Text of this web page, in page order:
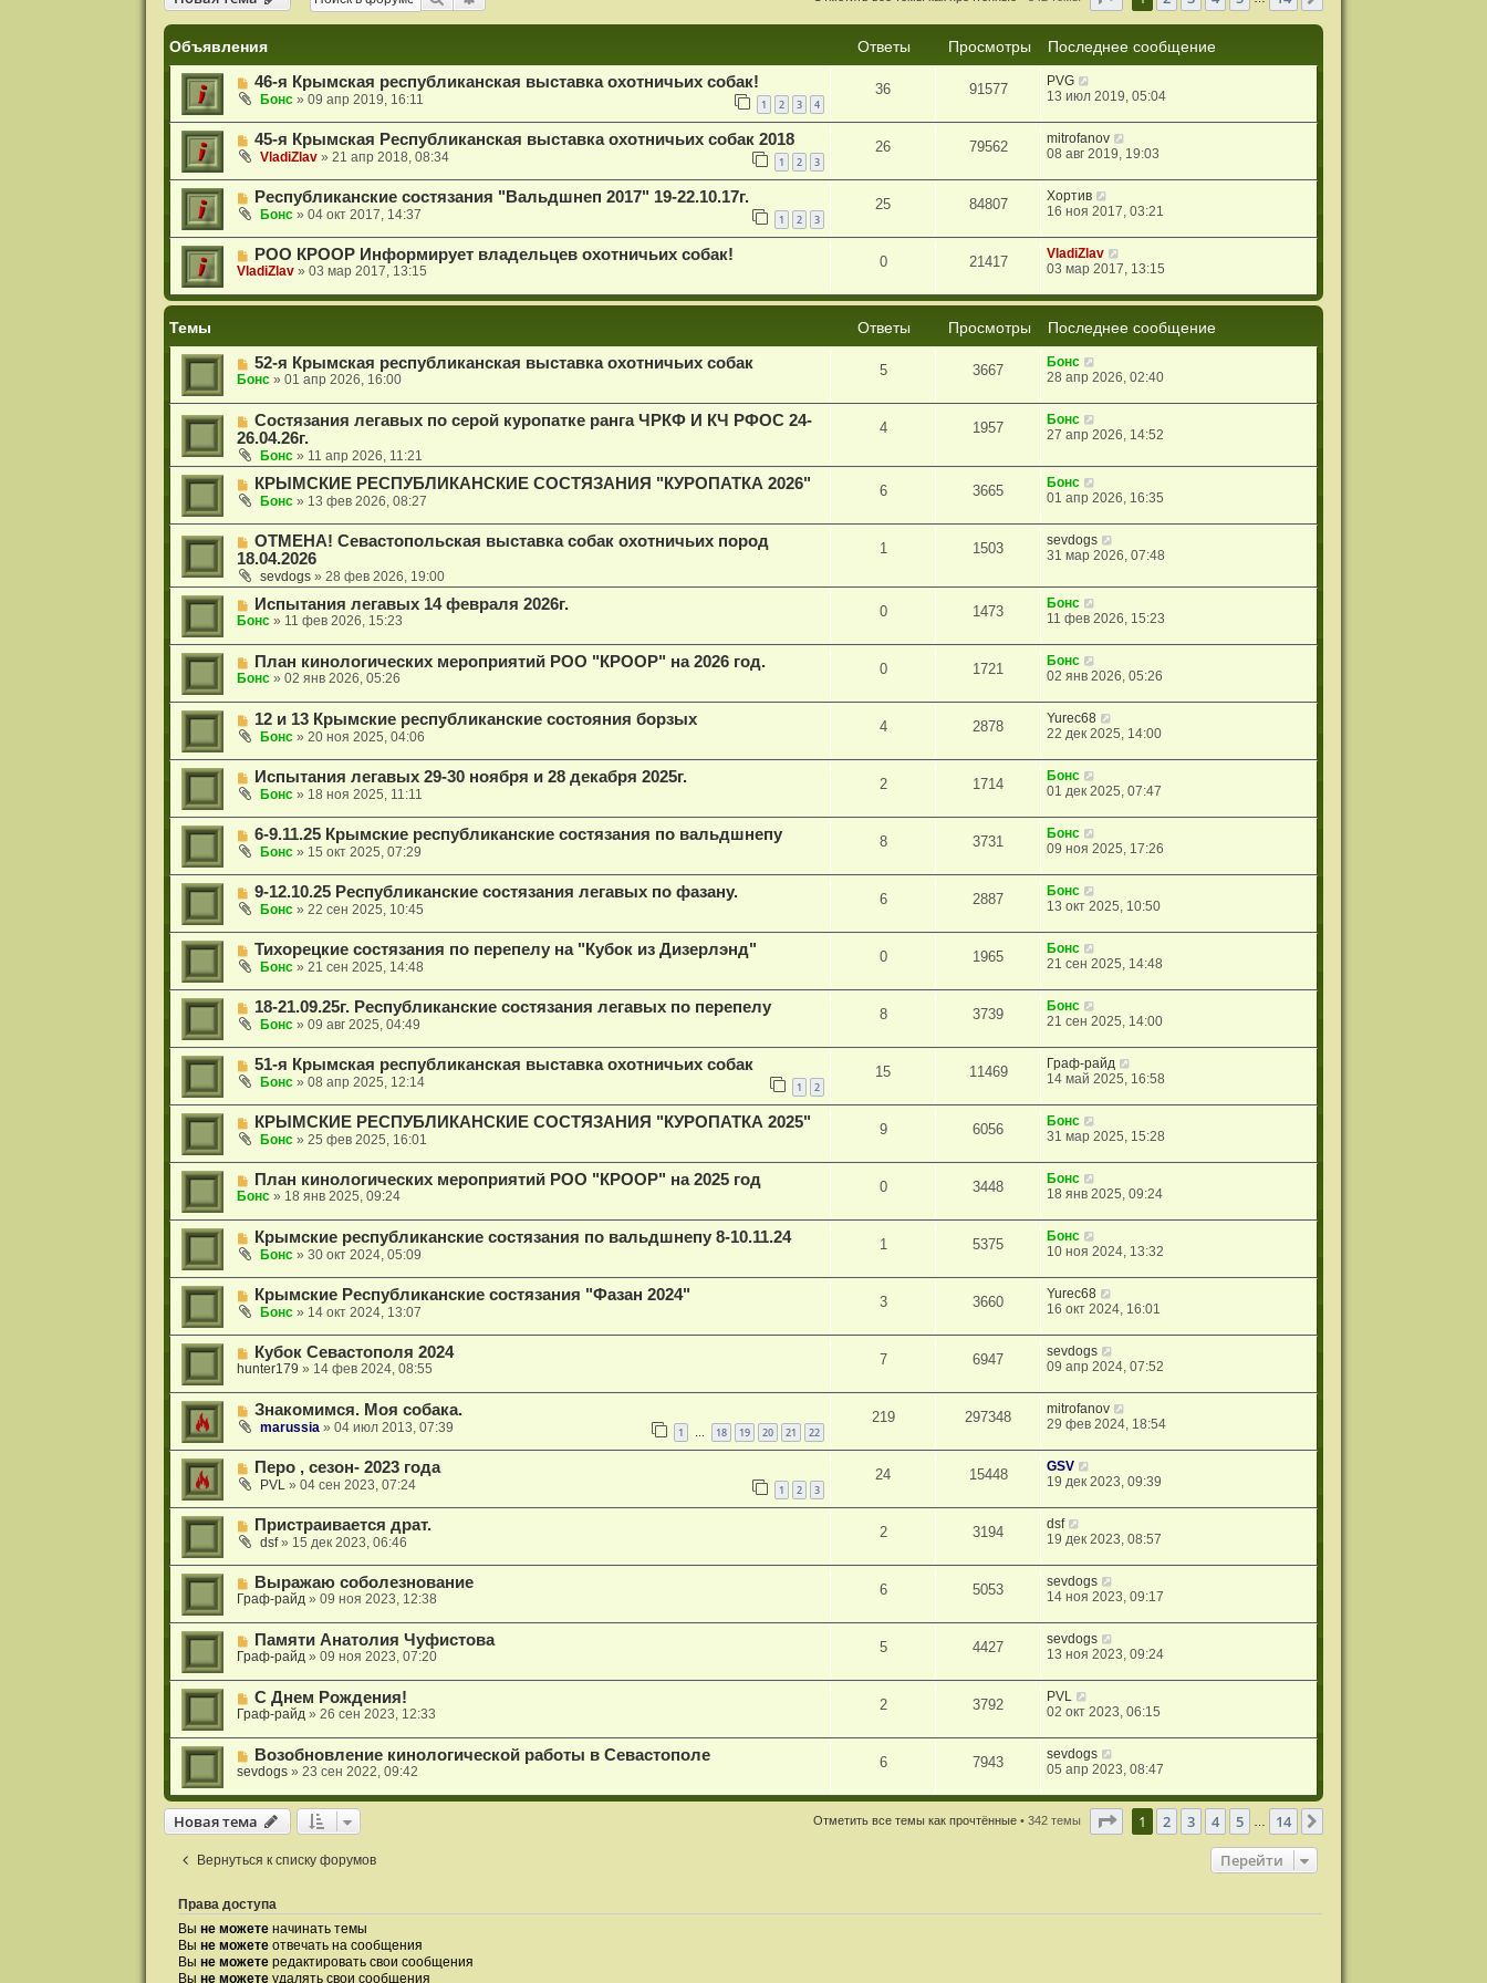
и
Объявления Ответы Просмотры
Последнее сообщение
46-я Крымская республиканская выставка охотничьих собак!
Бонс» 09 апр 2019, 16:11 1 2 3 4
36 91577
PVG
13 июл 2019, 05:04
45-я Крымская Республиканская выставка охотничьих собак 2018
VladiZlav» 21 апр 2018, 08:34 1 2 3
26 79562
mitrofanov
08 авг 2019, 19:03
Республиканские состязания "Вальдшнеп 2017" 19-22.10.17г.
Бонс» 04 окт 2017, 14:37 1 2 3
25 84807
Хортив
16 ноя 2017, 03:21
РОО КРООР Информирует владельцев охотничьих собак!
VladiZlav» 03 мар 2017, 13:15
0 21417
VladiZlav
03 мар 2017, 13:15
Темы Ответы Просмотры
Последнее сообщение
52-я Крымская республиканская выставка охотничьих собак
Бонс» 01 апр 2026, 16:00
5 3667
Бонс
28 апр 2026, 02:40
Состязания легавых по серой куропатке ранга ЧРКФ И КЧ РФОС 24-
26.04.26г.
Бонс» 11 апр 2026, 11:21
4 1957
Бонс
27 апр 2026, 14:52
КРЫМСКИЕ РЕСПУБЛИКАНСКИЕ СОСТЯЗАНИЯ "КУРОПАТКА 2026"
Бонс» 13 фев 2026, 08:27
6 3665
Бонс
01 апр 2026, 16:35
ОТМЕНА! Севастопольская выставка собак охотничьих пород
18.04.2026
sevdogs» 28 фев 2026, 19:00
1 1503
sevdogs
31 мар 2026, 07:48
Испытания легавых 14 февраля 2026г.
Бонс» 11 фев 2026, 15:23
0 1473
Бонс
11 фев 2026, 15:23
План кинологических мероприятий РОО "КРООР" на 2026 год.
Бонс» 02 янв 2026, 05:26
0 1721
Бонс
02 янв 2026, 05:26
12 и 13 Крымские республиканские состояния борзых
Бонс» 20 ноя 2025, 04:06
4 2878
Yurec68
22 дек 2025, 14:00
Испытания легавых 29-30 ноября и 28 декабря 2025г.
Бонс» 18 ноя 2025, 11:11
2 1714
Бонс
01 дек 2025, 07:47
6-9.11.25 Крымские республиканские состязания по вальдшнепу
Бонс» 15 окт 2025, 07:29
8 3731
Бонс
09 ноя 2025, 17:26
9-12.10.25 Республиканские состязания легавых по фазану.
Бонс» 22 сен 2025, 10:45
6 2887
Бонс
13 окт 2025, 10:50
Тихорецкие состязания по перепелу на "Кубок из Дизерлэнд"
Бонс» 21 сен 2025, 14:48
0 1965
Бонс
21 сен 2025, 14:48
18-21.09.25г. Республиканские состязания легавых по перепелу
Бонс» 09 авг 2025, 04:49
8 3739
Бонс
21 сен 2025, 14:00
51-я Крымская республиканская выставка охотничьих собак
Бонс» 08 апр 2025, 12:14 1 2
15 11469
Граф-райд
14 май 2025, 16:58
КРЫМСКИЕ РЕСПУБЛИКАНСКИЕ СОСТЯЗАНИЯ "КУРОПАТКА 2025"
Бонс» 25 фев 2025, 16:01
9 6056
Бонс
31 мар 2025, 15:28
План кинологических мероприятий РОО "КРООР" на 2025 год
Бонс» 18 янв 2025, 09:24
0 3448
Бонс
18 янв 2025, 09:24
Крымские республиканские состязания по вальдшнепу 8-10.11.24
Бонс» 30 окт 2024, 05:09
1 5375
Бонс
10 ноя 2024, 13:32
Крымские Республиканские состязания "Фазан 2024"
Бонс» 14 окт 2024, 13:07
3 3660
Yurec68
16 окт 2024, 16:01
Кубок Севастополя 2024
hunter179 » 14 фев 2024, 08:55
7 6947
sevdogs
09 апр 2024, 07:52
Знакомимся. Моя собака.
marussia» 04 июл 2013, 07:39 1 18 19 20 21 22
219 297348
mitrofanov
29 фев 2024, 18:54
Перо , сезон- 2023 года
PVL» 04 сен 2023, 07:24 1 2 3
24 15448
GSV
19 дек 2023, 09:39
Пристраивается драт.
dsf» 15 дек 2023, 06:46
2 3194
dsf
19 дек 2023, 08:57
Выражаю соболезнование
Граф-райд» 09 ноя 2023, 12:38
6 5053
sevdogs
14 ноя 2023, 09:17
Памяти Анатолия Чуфистова
Граф-райд» 09 ноя 2023, 07:20
5 4427
sevdogs
13 ноя 2023, 09:24
С Днем Рождения!
Граф-райд» 26 сен 2023, 12:33
2 3792
PVL
02 окт 2023, 06:15
Возобновление кинологической работы в Севастополе
sevdogs» 23 сен 2022, 09:42
6 7943
sevdogs
05 апр 2023, 08:47
Новая тема
Новаятема Отметить все темы как прочтённые • 342 темы Страница1 из 14
1 2 3 4 5 14
Вернуться к списку форумов Перейти
Права доступа
Вы не можетеначинать темы
Вы не можетеотвечать на сообщения
Вы не можетередактировать свои сообщения
Вы не можетеудалять свои сообщения